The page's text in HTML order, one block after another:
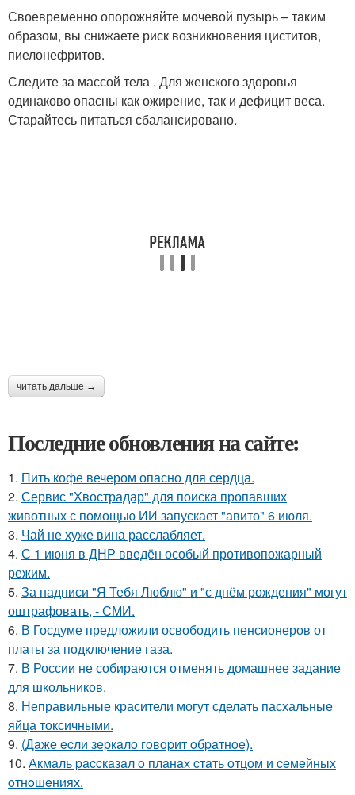
Своевременно опорожняйте мочевой пузырь – таким
образом, вы снижаете риск возникновения циститов,
пиелонефритов.
Следите за массой тела . Для женского здоровья
одинаково опасны как ожирение, так и дефицит веса.
Старайтесь питаться сбалансировано.
читать дальше →
Последние обновления на сайте:
1. Пить кофе вечером опасно для сердца.
2. Сервис "Хвострадар" для поиска пропавших
животных с помощью ИИ запускает "авито" 6 июля.
3. Чай не хуже вина расслабляет.
4. С 1 июня в ДНР введён особый противопожарный
режим.
5. За надписи "Я Тебя Люблю" и "с днём рождения" могут
оштрафовать, - СМИ.
6. В Госдуме предложили освободить пенсионеров от
платы за подключение газа.
7. В России не собираются отменять домашнее задание
для школьников.
8. Неправильные красители могут сделать пасхальные
яйца токсичными.
9. (Дaжe ecли зepкaлo гoвopит oбpaтнoe).
10. Акмaль paccкaзaл o плaнaх cтaть oтцoм и ceмeйных
oтнoшeниях.